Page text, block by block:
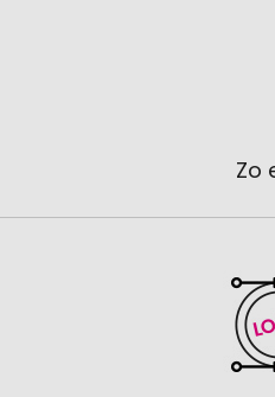
Zo